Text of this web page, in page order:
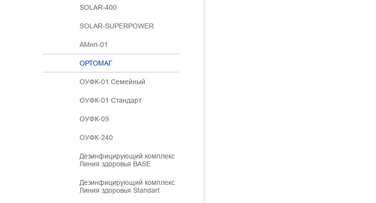
SOLAR-400
SOLAR-SUPERPOWER
АМнп-01
ОРТОМАГ
ОУФК-01 Семейный
ОУФК-01 Стандарт
ОУФК-09
ОУФК-240
Дезинфицирующий комплекс
Линия здоровья BASE
Дезинфицирующий комплекс
Линия здоровья Standart